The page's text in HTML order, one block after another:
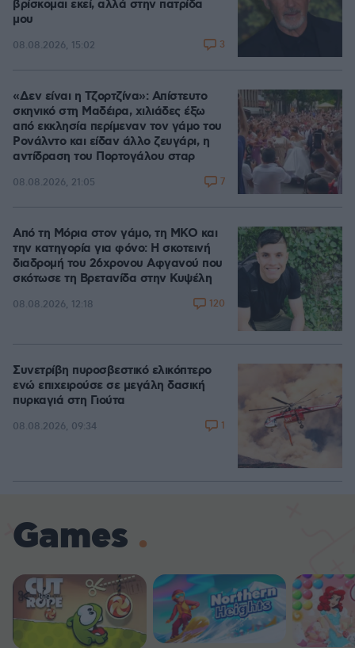
βρίσκομαι εκεί, αλλά στην πατρίδα
μου
08.08.2026, 15:02 3
«Δεν είναι η Τζορτζίνα»: Απίστευτο
σκηνικό στη Μαδέιρα, χιλιάδες έξω
από εκκλησία περίμεναν τον γάμο του
Ρονάλντο και είδαν άλλο ζευγάρι, η
αντίδραση του Πορτογάλου σταρ
08.08.2026, 21:05 7
Από τη Μόρια στον γάμο, τη ΜΚΟ και
την κατηγορία για φόνο: Η σκοτεινή
διαδρομή του 26χρονου Αφγανού που
σκότωσε τη Βρετανίδα στην Κυψέλη
08.08.2026, 12:18 120
Συνετρίβη πυροσβεστικό ελικόπτερο
ενώ επιχειρούσε σε μεγάλη δασική
πυρκαγιά στη Γιούτα
08.08.2026, 09:34 1
Games